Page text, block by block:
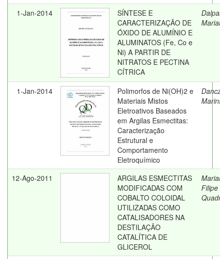
1-Jan-2014
SÍNTESE E
CARACTERIZAÇÃO DE
ÓXIDO DE ALUMÍNIO E
ALUMINATOS (Fe, Co e
Ni) A PARTIR DE
NITRATOS E PECTINA
CÍTRICA
1-Jan-2014
Polimorfos de Ni(OH)2 e
Materiais Mistos
Eletroativos Baseados
em Argilas Esmectitas:
Caracterização
Estrutural e
Comportamento
Eletroquímico
12-Ago-2011
ARGILAS ESMECTITAS
MODIFICADAS COM
COBALTO COLOIDAL
UTILIZADAS COMO
CATALISADORES NA
DESTILAÇÃO
CATALÍTICA DE
GLICEROL
Filipe